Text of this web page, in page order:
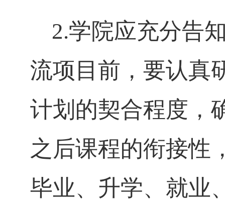
2.学院应充分告
流项目前，要认真
计划的契合程度，
之后课程的衔接性
毕业、升学、就业